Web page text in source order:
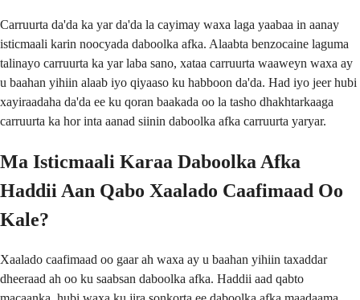
Carruurta da'da ka yar da'da la cayimay waxa laga yaabaa in aanay
isticmaali karin noocyada daboolka afka. Alaabta benzocaine laguma
talinayo carruurta ka yar laba sano, xataa carruurta waaweyn waxa ay
u baahan yihiin alaab iyo qiyaaso ku habboon da'da. Had iyo jeer hubi
xayiraadaha da'da ee ku qoran baakada oo la tasho dhakhtarkaaga
carruurta ka hor inta aanad siinin daboolka afka carruurta yaryar.
Ma Isticmaali Karaa Daboolka Afka
Haddii Aan Qabo Xaalado Caafimaad Oo
Kale?
Xaalado caafimaad oo gaar ah waxa ay u baahan yihiin taxaddar
dheeraad ah oo ku saabsan daboolka afka. Haddii aad qabto